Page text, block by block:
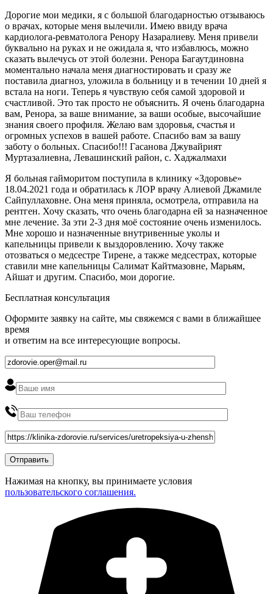
Дорогие мои медики, я с большой благодарностью отзываюсь
о врачах, которые меня вылечили. Имею ввиду врача
кардиолога-ревматолога Ренору Назаралиеву. Меня привели
буквально на руках и не ожидала я, что избавлюсь, можно
сказать вылечусь от этой болезни. Ренора Багаутдиновна
моментально начала меня диагностировать и сразу же
поставила диагноз, уложила в больницу и в течении 10 дней я
встала на ноги. Теперь я чувствую себя самой здоровой и
счастливой. Это так просто не объяснить. Я очень благодарна
вам, Ренора, за ваше внимание, за ваши особые, высочайшие
знания своего профиля. Желаю вам здоровья, счастья и
огромных успехов в вашей работе. Спасибо вам за вашу
заботу о больных. Спасибо!!! Гасанова Джувайрият
Муртазалиевна, Левашинский район, с. Хаджалмахи
Я больная гайморитом поступила в клинику «Здоровье»
18.04.2021 года и обратилась к ЛОР врачу Алиевой Джамиле
Сайпуллаховне. Она меня приняла, осмотрела, отправила на
рентген. Хочу сказать, что очень благодарна ей за назначенное
мне лечение. За эти 2-3 дня моё состояние очень изменилось.
Мне хорошо и назначенные внутривенные уколы и
капельницы привели к выздоровлению. Хочу также
отозваться о медсестре Тирене, а также медсестрах, которые
ставили мне капельницы Салимат Кайтмазовне, Марьям,
Айшат и другим. Спасибо, мои дорогие.
Бесплатная консультация
Оформите заявку на сайте, мы свяжемся с вами в ближайшее
время
и ответим на все интересующие вопросы.
Нажимая на кнопку, вы принимаете условия
пользовательского соглашения.